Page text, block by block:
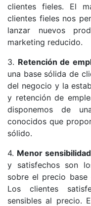
clientes fieles. El
clientes fieles nos
lanzar nuevos
marketing reducido.
3. Retención de
una base sólida de
del negocio y la
y retención de
disponemos de
conocidos que
sólido.
4. Menor
y satisfechos son
sobre el precio
Los clientes
sensibles al precio.